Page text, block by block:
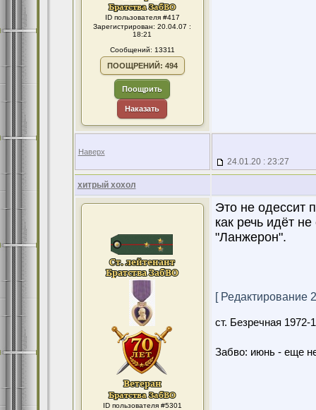
ID пользователя #417
Зарегистрирован: 20.04.07 :
18:21
Сообщений: 13311
ПООЩРЕНИЙ: 494
Поощрить
Наказать
Наверх
24.01.20 : 23:27
хитрый хохол
ID пользователя #5301
Это не одессит
как речь идёт
"Ланжерон".
[ Редактирование
ст. Безречная
Забво: июнь - еще